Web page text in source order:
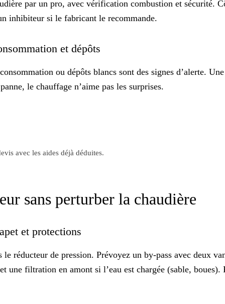
par un pro, avec vérification combustion et sécurité.
inhibiteur si le fabricant le recommande.
et dépôts
ou dépôts blancs sont des signes d’alerte.
le chauffage n’aime pas les surprises.
avec les aides déjà déduites.
sans perturber la chaudière
et protections
le réducteur de pression. Prévoyez un by-pass avec deux
une filtration en amont si l’eau est chargée (sable,